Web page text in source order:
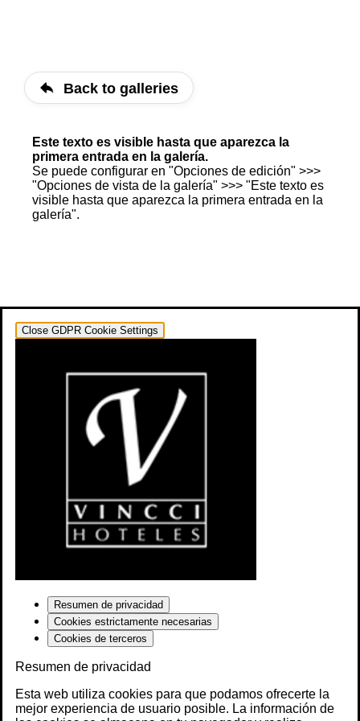
Back to galleries
Este texto es visible hasta que aparezca la
primera entrada en la galería.
Se puede configurar en "Opciones de edición" >>>
"Opciones de vista de la galería" >>> "Este texto es
visible hasta que aparezca la primera entrada en la
galería".
Close GDPR Cookie Settings
Resumen de privacidad
Cookies estrictamente necesarias
Cookies de terceros
Resumen de privacidad
Esta web utiliza cookies para que podamos ofrecerte la
mejor experiencia de usuario posible. La información de